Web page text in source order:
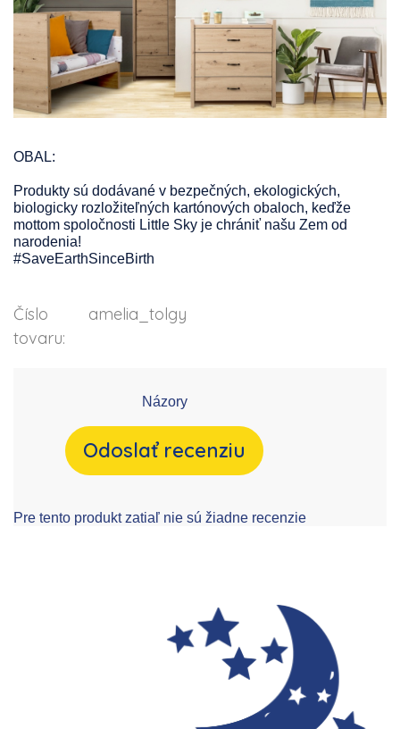
OBAL:
Produkty sú dodávané v bezpečných, ekologických,
biologicky rozložiteľných kartónových obaloch, keďže
mottom spoločnosti Little Sky je chrániť našu Zem od
narodenia!
#SaveEarthSinceBirth
Číslo
tovaru:
amelia_tolgy
Názory
Odoslať recenziu
Pre tento produkt zatiaľ nie sú žiadne recenzie